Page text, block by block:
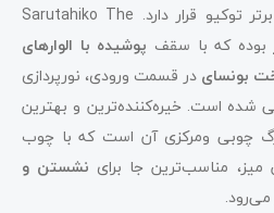
ساختمان، یکی از کافه‌ های برتر توکیو قرار دارد. Sarutahiko The
بوده که با سقف پوشیده با الوارهای
بونسای در قسمت ورودی، نورپردازی
است. خیره‌کننده‌ترین و بهترین
چوبی‌ ومرکزی آن است که با چوب
مناسب‌ترین جا برای نشستن و
می‌رود.